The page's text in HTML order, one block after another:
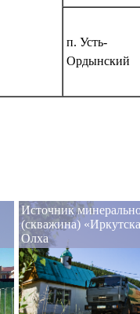
п. Усть-
Ордынский
Источник
(скважина)
Олха